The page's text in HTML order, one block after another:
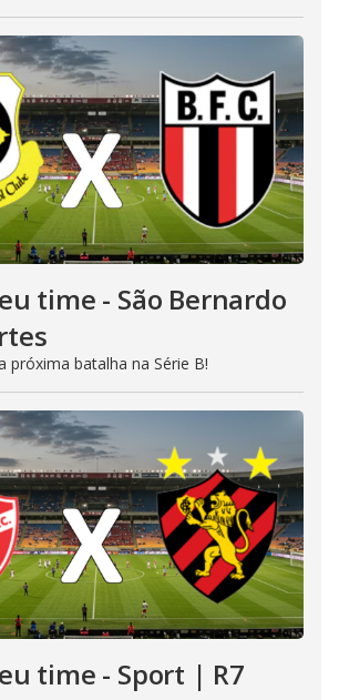
time - São Bernardo
próxima batalha na Série B!
time - Sport | R7